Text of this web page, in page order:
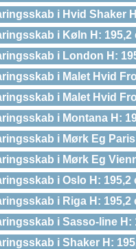
i Hvid Shaker
i Køln H:
i London H:
i Malet Hvid
i Malet Hvid
i Montana H:
i Mørk Eg
i Mørk Eg
i Oslo H:
i Riga H:
i Sasso-line
i Shaker H: